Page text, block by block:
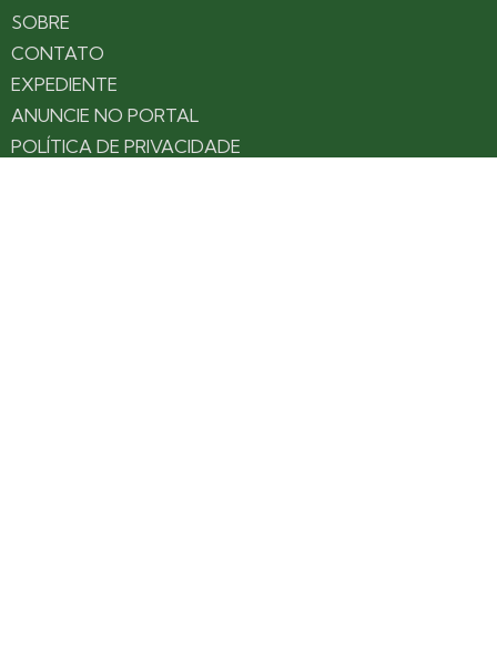
SOBRE
CONTATO
EXPEDIENTE
ANUNCIE NO PORTAL
POLÍTICA DE PRIVACIDADE